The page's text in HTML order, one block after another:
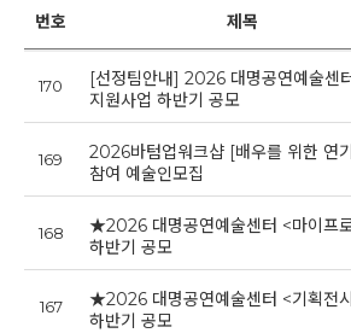
번호 제목
170
[선정팀안내] 2026 대명공연예술센
지원사업 하반기 공모
169
2026바텀업워크샵 [배우를 위한 연
참여 예술인모집
168
★2026 대명공연예술센터 <마이프
하반기 공모
167
★2026 대명공연예술센터 <기획전
하반기 공모